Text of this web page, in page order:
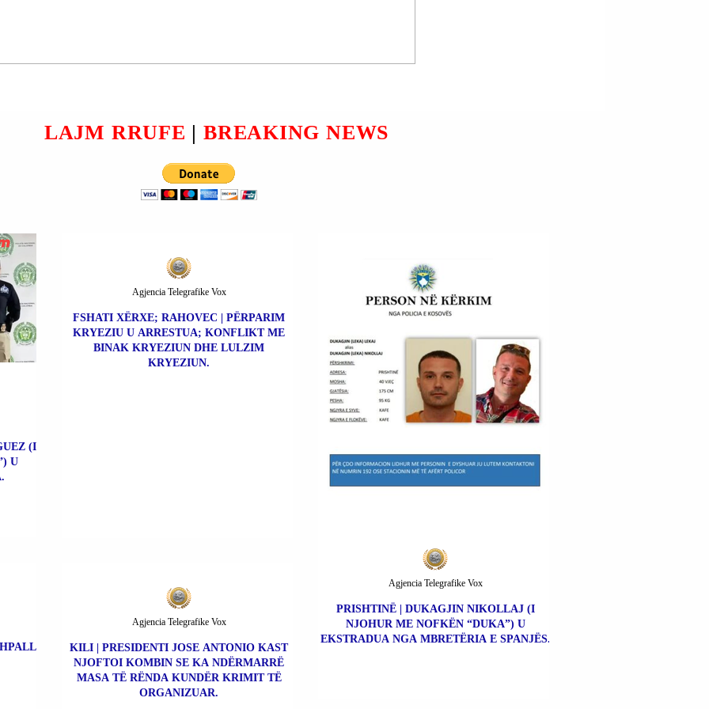
LAJM RRUFE | BREAKING NEWS
(I
U
FSHATI XËRXE; RAHOVEC | PËRPARIM
KRYEZIU U ARRESTUA; KONFLIKT ME
BINAK KRYEZIUN DHE LULZIM
KRYEZIUN.
Agjencia Telegrafike Vox
PRISHTINË | DUKAGJIN NIKOLLAJ (I
NJOHUR ME NOFKËN “DUKA”) U
EKSTRADUA NGA MBRETËRIA E SPANJËS.
Agjencia Telegrafike Vox
KILI | PRESIDENTI JOSE ANTONIO KAST
NJOFTOI KOMBIN SE KA NDËRMARRË
MASA TË RËNDA KUNDËR KRIMIT TË
ORGANIZUAR.
Agjencia Telegrafike Vox